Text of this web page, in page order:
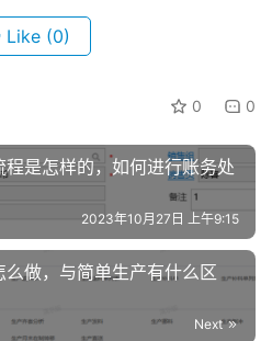
Like (0)
0 0
是怎样的，如何进行账务处
2023年10月27日 上午9:15
做，与简单生产有什么区
Next